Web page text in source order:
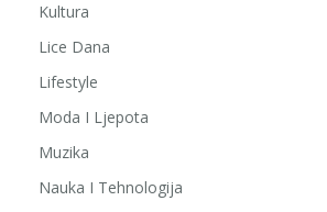
Kultura
Lice Dana
Lifestyle
Moda I Ljepota
Muzika
Nauka I Tehnologija